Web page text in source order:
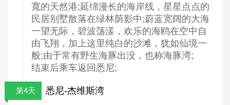
寬的天然港;延绵漫长的海岸线，星星点点的
民居别墅散落在绿林荫影中;蔚蓝宽阔的大海
一望无际，碧波荡漾，欢乐的海鸥在空中自
由飞翔，加上这里纯白的沙滩，犹如仙境一
般;由于常有野生海豚出没，也称海豚湾;
结束后乘车返回悉尼;
第4天 悉尼-杰维斯湾